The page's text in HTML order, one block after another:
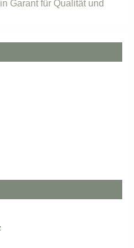
Garant für Qualität und